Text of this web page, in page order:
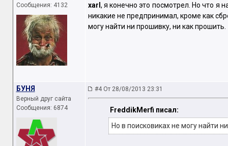
Сообщения: 4132
xarl , я конечно это посмотрел. Но что я
никакие не предпринимал, кроме как
могу найти ни прошивку, ни как прошить.
БУНЯ
Верный друг сайта
Сообщения: 6874
#4 От 28/08/2013 23:31
FreddikMerfi писал:
Но в поисковиках не могу найти